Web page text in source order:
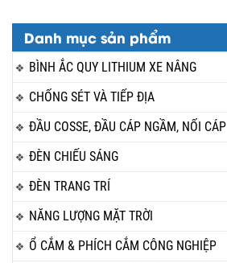
Danh mục sản phẩm
BÌNH ẮC QUY LITHIUM XE NÂNG
CHỐNG SÉT VÀ TIẾP ĐỊA
ĐẦU COSSE, ĐẦU CÁP NGẦM, NỐI CÁP
ĐÈN CHIẾU SÁNG
ĐÈN TRANG TRÍ
NĂNG LƯỢNG MẶT TRỜI
Ổ CẮM & PHÍCH CẮM CÔNG NGHIỆP